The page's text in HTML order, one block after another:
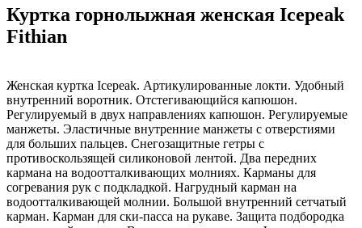
Куртка горнолыжная женская Icepeak
Fithian
Женская куртка Icepeak. Артикулированные локти. Удобный
внутренний воротник. Отстегивающийся капюшон.
Регулируемый в двух направлениях капюшон. Регулируемые
манжеты. Эластичные внутренние манжеты с отверстиями
для больших пальцев. Снегозащитные гетры с
противоскользящей силиконовой лентой. Два передних
кармана на водоотталкивающих молниях. Карманы для
согревания рук с подкладкой. Нагрудный карман на
водоотталкивающей молнии. Большой внутренний сетчатый
карман. Карман для ски-пасса на рукаве. Защита подбородка